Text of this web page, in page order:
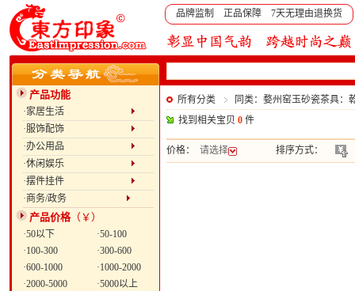
品牌监制 正品保障 7天无理由退换货
产品功能
·家居生活
·服饰配饰
·办公用品
·休闲娱乐
·摆件挂件
·商务/政务
产品价格（￥）
·50以下
·50-100
·100-300
·300-600
·600-1000
·1000-2000
·2000-5000
·5000以上
所有分类
同类：婺州窑玉砂瓷茶具：
找到相关宝贝 0 件
价格： 请选择 排序方式：